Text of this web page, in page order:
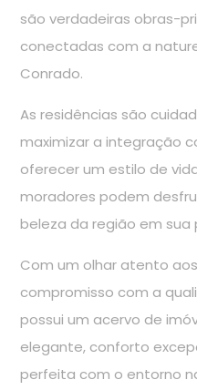
são verdadeiras obras-
conectadas com a
Conrado.
As residências são
maximizar a integração
oferecer um estilo de
moradores podem
beleza da região em sua
Com um olhar atento
compromisso com a
possui um acervo de
elegante, conforto
perfeita com o entorno